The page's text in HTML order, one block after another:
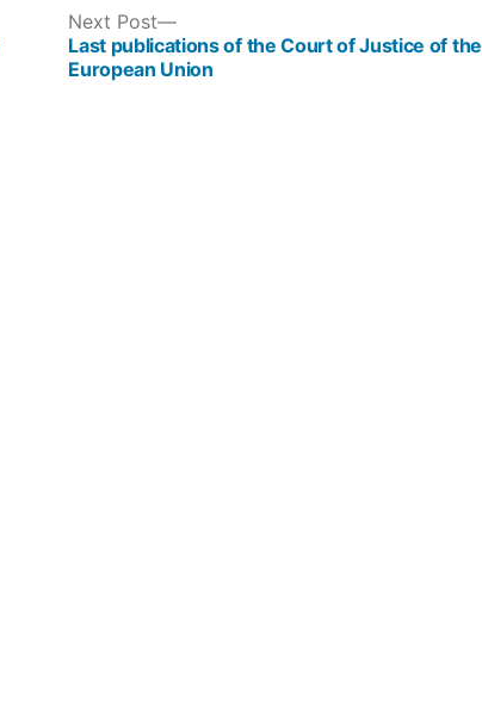
Next Post
Next
post:
Last publications of the Court of Justice of the
European Union